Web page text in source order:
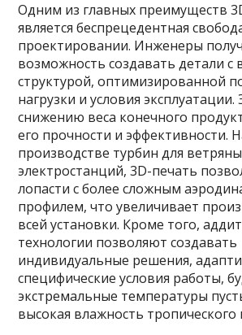
Одним из главных преимуществ
является беспрецедентная
проектировании. Инженеры
возможность создавать детали с
структурой, оптимизированной
нагрузки и условия
снижению веса конечного
его прочности и эффективности.
производстве турбин для
электростанций, 3D-печать
лопасти с более сложным
профилем, что увеличивает
всей установки. Кроме того,
технологии позволяют создавать
индивидуальные решения,
специфические условия работы,
экстремальные температуры
высокая влажность тропического